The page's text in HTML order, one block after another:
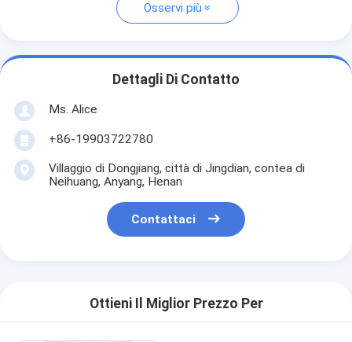
Osservi più
Dettagli Di Contatto
Ms. Alice
+86-19903722780
Villaggio di Dongjiang, città di Jingdian, contea di
Neihuang, Anyang, Henan
Contattaci
Ottieni Il Miglior Prezzo Per